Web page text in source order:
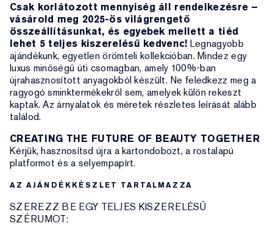
Csak korlátozott mennyiség áll rendelkezésre –
vásárold meg 2025-ös világrengető
összeállításunkat, és egyebek mellett a tiéd
lehet 5 teljes kiszerelésű kedvenc! Legnagyobb
ajándékunk, egyetlen örömteli kollekcióban. Mindez egy
luxus minőségű úti csomagban, amely 100%-ban
újrahasznosított anyagokból készült. Ne feledkezz meg a
ragyogó sminktermékekről sem, amelyek külön rekeszt
kaptak. Az árnyalatok és méretek részletes leírását alább
találod.
CREATING THE FUTURE OF BEAUTY TOGETHER
Kérjük, hasznosítsd újra a kartondobozt, a rostalapú
platformot és a selyempapírt.
AZ AJÁNDÉKKÉSZLET TARTALMAZZA
SZEREZZ BE EGY TELJES KISZERELÉSŰ
SZÉRUMOT: